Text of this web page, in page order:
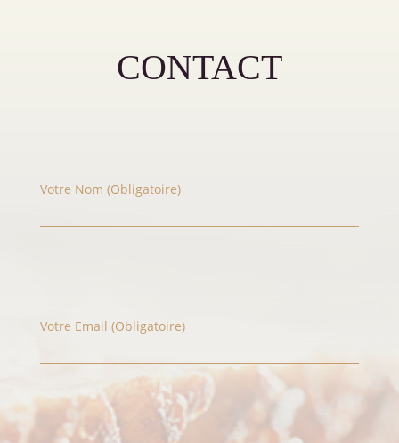
CONTACT
Votre Nom (obligatoire)
Votre Email (obligatoire)